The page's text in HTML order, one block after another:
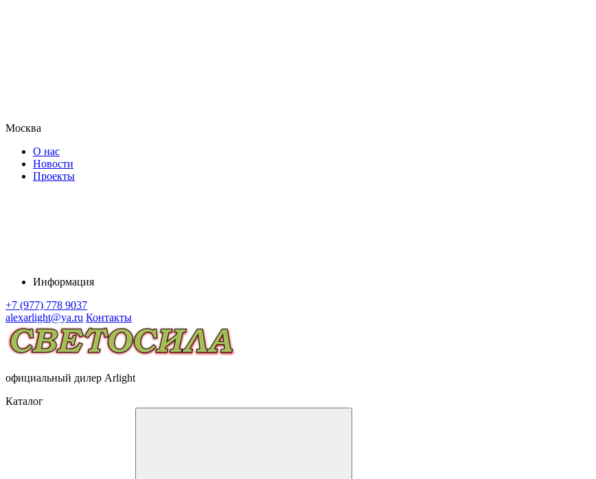
Москва
О нас
Новости
Проекты
Информация
+7 (977) 778 9037
alexarlight@ya.ru Контакты
официальный дилер Arlight
Каталог